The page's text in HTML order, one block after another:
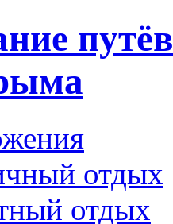
отдых
отдых